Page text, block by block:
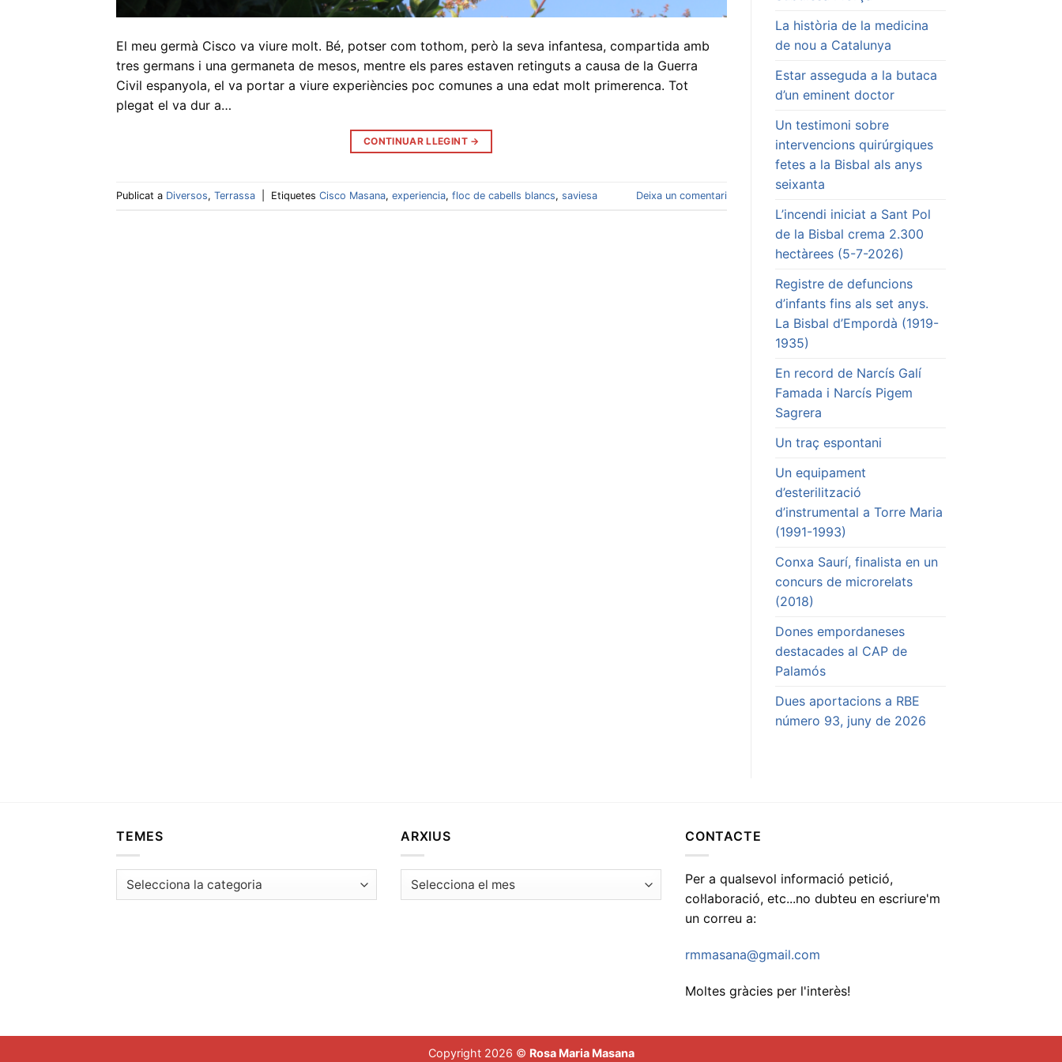
El meu germà Cisco va viure molt. Bé, potser com tothom, però la seva infantesa, compartida amb
tres germans i una germaneta de mesos, mentre els pares estaven retinguts a causa de la Guerra
Civil espanyola, el va portar a viure experiències poc comunes a una edat molt primerenca. Tot
plegat el va dur a…
CONTINUAR LLEGINT →
Publicat a Diversos, Terrassa Etiquetes Cisco Masana, experiencia, floc de cabells blancs, saviesa Deixa un comentari
La història de la medicina
de nou a Catalunya
Estar asseguda a la butaca
d’un eminent doctor
Un testimoni sobre
intervencions quirúrgiques
fetes a la Bisbal als anys
seixanta
L’incendi iniciat a Sant Pol
de la Bisbal crema 2.300
hectàrees (5-7-2026)
Registre de defuncions
d’infants fins als set anys.
La Bisbal d’Empordà (1919-
1935)
En record de Narcís Galí
Famada i Narcís Pigem
Sagrera
Un traç espontani
Un equipament
d’esterilització
d’instrumental a Torre Maria
(1991-1993)
Conxa Saurí, finalista en un
concurs de microrelats
(2018)
Dones empordaneses
destacades al CAP de
Palamós
Dues aportacions a RBE
número 93, juny de 2026
TEMES
Temes
ARXIUS
Arxius
CONTACTE
Per a qualsevol informació petició,
col·laboració, etc...no dubteu en escriure'm
un correu a:
rmmasana@gmail.com
Moltes gràcies per l'interès!
Copyright 2026 © Rosa Maria Masana